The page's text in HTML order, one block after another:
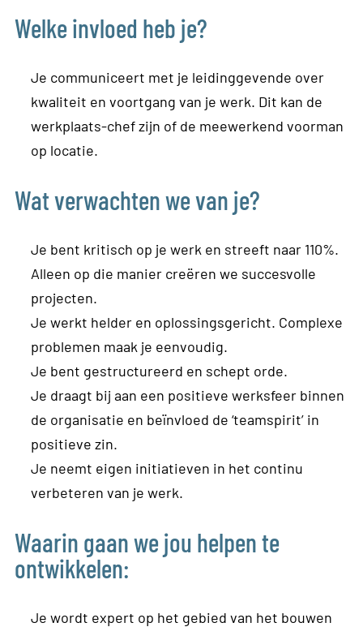
Welke invloed heb je?
Je communiceert met je leidinggevende over
kwaliteit en voortgang van je werk. Dit kan de
werkplaats-chef zijn of de meewerkend voorman
op locatie.
Wat verwachten we van je?
Je bent kritisch op je werk en streeft naar 110%.
Alleen op die manier creëren we succesvolle
projecten.
Je werkt helder en oplossingsgericht. Complexe
problemen maak je eenvoudig.
Je bent gestructureerd en schept orde.
Je draagt bij aan een positieve werksfeer binnen
de organisatie en beïnvloed de ‘teamspirit’ in
positieve zin.
Je neemt eigen initiatieven in het continu
verbeteren van je werk.
Waarin gaan we jou helpen te
ontwikkelen:
Je wordt expert op het gebied van het bouwen